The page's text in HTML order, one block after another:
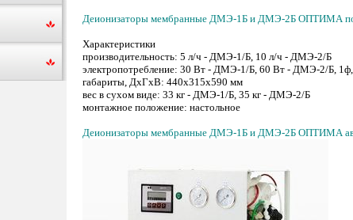
Деионизаторы мембранные ДМЭ-1Б и ДМЭ-2Б ОПТИМА
Характеристики
производительность: 5 л/ч - ДМЭ-1/Б, 10 л/ч - ДМЭ-2/Б
электропотребление: 30 Вт - ДМЭ-1/Б, 60 Вт - ДМЭ-2/Б,
габариты, ДхГхВ: 440х315х590 мм
вес в сухом виде: 33 кг - ДМЭ-1/Б, 35 кг - ДМЭ-2/Б
монтажное положение: настольное
Деионизаторы мембранные ДМЭ-1Б и ДМЭ-2Б ОПТИМА